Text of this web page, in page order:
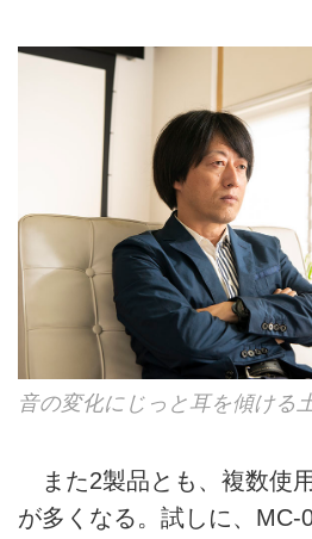
音の変化にじっと耳を傾ける
また2製品とも、複数使
が多くなる。試しに、MC-